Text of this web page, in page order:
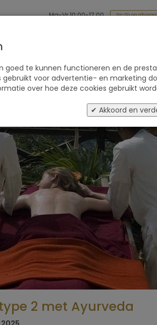
Ma-Vr 10:00-17:00 Za-Zo op
2 met Ayurveda
5x Beste
Retreats voor
Selfcare: 8x
goed te kunnen functioneren en de
voor advertentie- en marketing
over hoe deze cookies gebruikt
✔ Akkoord en